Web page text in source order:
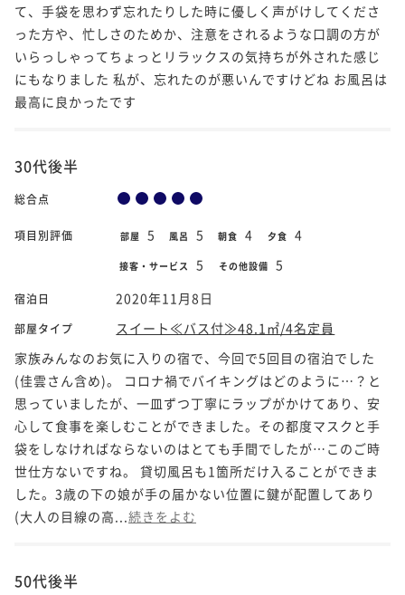
て、手袋を思わず忘れたりした時に優しく声がけしてくださ
った方や、忙しさのためか、注意をされるような口調の方が
いらっしゃってちょっとリラックスの気持ちが外された感じ
にもなりました 私が、忘れたのが悪いんですけどね お風呂は
最高に良かったです
30代後半
総合点
項目別評価 部屋 5 風呂 5 朝食 4 夕食 4
接客・サービス 5 その他設備 5
宿泊日 2020年11月8日
部屋タイプ
スイート≪バス付≫48.1㎡/4名定員
家族みんなのお気に入りの宿で、今回で5回目の宿泊でした
(佳雲さん含め)。 コロナ禍でバイキングはどのように…？と
思っていましたが、一皿ずつ丁寧にラップがかけてあり、安
心して食事を楽しむことができました。その都度マスクと手
袋をしなければならないのはとても手間でしたが…このご時
世仕方ないですね。 貸切風呂も1箇所だけ入ることができま
した。3歳の下の娘が手の届かない位置に鍵が配置してあり
(大人の目線の高... 続きをよむ
50代後半